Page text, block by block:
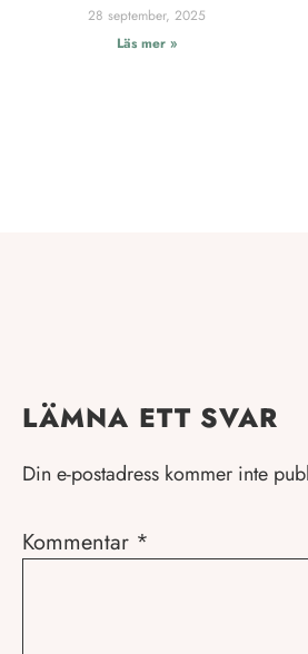
28 september, 2025
Läs mer »
LÄMNA ETT SVAR
Din e-postadress kommer inte
Kommentar *